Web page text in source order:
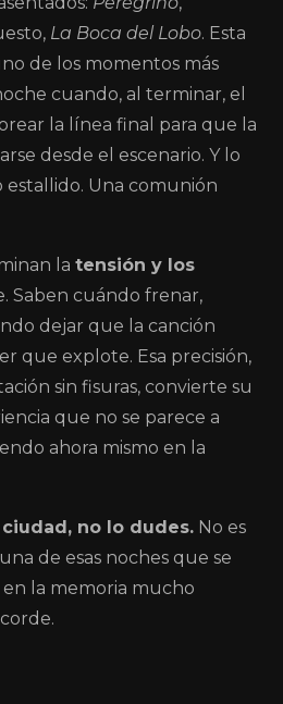
La Boca del Lobo. Esta
de los momentos más
cuando, al terminar, el
la línea final para que la
desde el escenario. Y lo
estallido. Una comunión
la tensión y los
Saben cuándo frenar,
dejar que la canción
que explote. Esa precisión,
sin fisuras, convierte su
que no se parece a
ahora mismo en la
no lo dudes. No es
de esas noches que se
la memoria mucho